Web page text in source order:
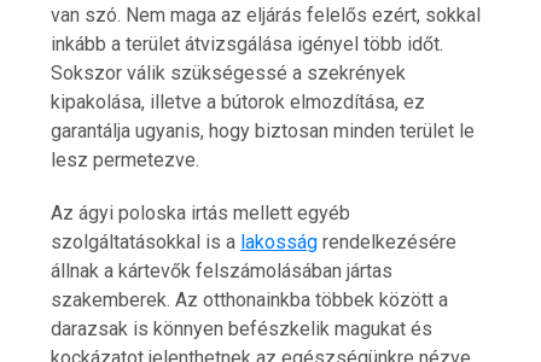
van szó. Nem maga az eljárás felelős ezért, sokkal
inkább a terület átvizsgálása igényel több időt.
Sokszor válik szükségessé a szekrények
kipakolása, illetve a bútorok elmozdítása, ez
garantálja ugyanis, hogy biztosan minden terület le
lesz permetezve.
Az ágyi poloska irtás mellett egyéb
szolgáltatásokkal is a lakosság rendelkezésére
állnak a kártevők felszámolásában jártas
szakemberek. Az otthonainkba többek között a
darazsak is könnyen befészkelik magukat és